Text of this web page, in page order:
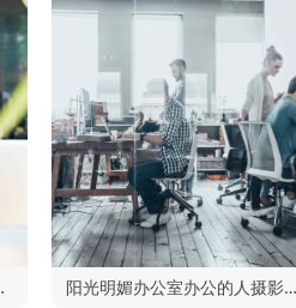
摄影图 阳光明媚办公室办公的人摄影图片